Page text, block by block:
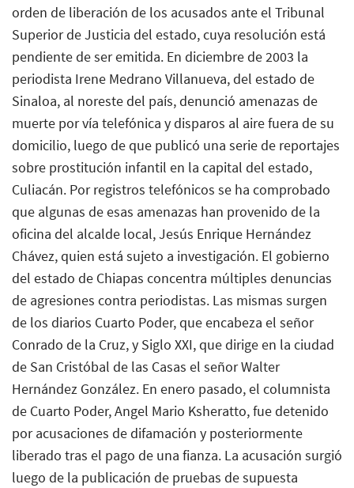
orden de liberación de los acusados ante el Tribunal
Superior de Justicia del estado, cuya resolución está
pendiente de ser emitida. En diciembre de 2003 la
periodista Irene Medrano Villanueva, del estado de
Sinaloa, al noreste del país, denunció amenazas de
muerte por vía telefónica y disparos al aire fuera de su
domicilio, luego de que publicó una serie de reportajes
sobre prostitución infantil en la capital del estado,
Culiacán. Por registros telefónicos se ha comprobado
que algunas de esas amenazas han provenido de la
oficina del alcalde local, Jesús Enrique Hernández
Chávez, quien está sujeto a investigación. El gobierno
del estado de Chiapas concentra múltiples denuncias
de agresiones contra periodistas. Las mismas surgen
de los diarios Cuarto Poder, que encabeza el señor
Conrado de la Cruz, y Siglo XXI, que dirige en la ciudad
de San Cristóbal de las Casas el señor Walter
Hernández González. En enero pasado, el columnista
de Cuarto Poder, Angel Mario Ksheratto, fue detenido
por acusaciones de difamación y posteriormente
liberado tras el pago de una fianza. La acusación surgió
luego de la publicación de pruebas de supuesta